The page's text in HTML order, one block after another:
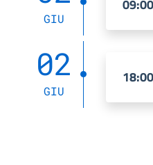
GIU
02
GIU